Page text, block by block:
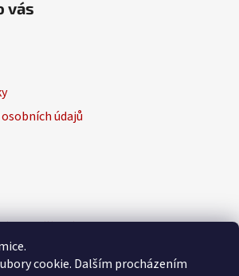
cookie. Dalším procházením
vás
údajů
nářadí